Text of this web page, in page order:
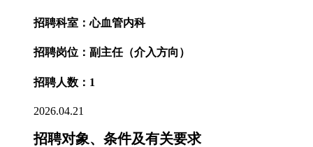
招聘科室：心血管内科
招聘岗位：副主任（介入方向）
招聘人数：1
2026.04.21
招聘对象、条件及有关要求